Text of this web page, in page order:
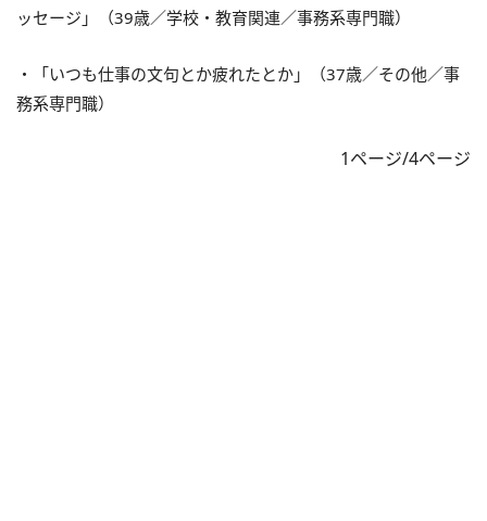
ッセージ」（39歳／学校・教育関連／事務系専門職）
・「いつも仕事の文句とか疲れたとか」（37歳／その他／事
務系専門職）
1ページ/4ページ